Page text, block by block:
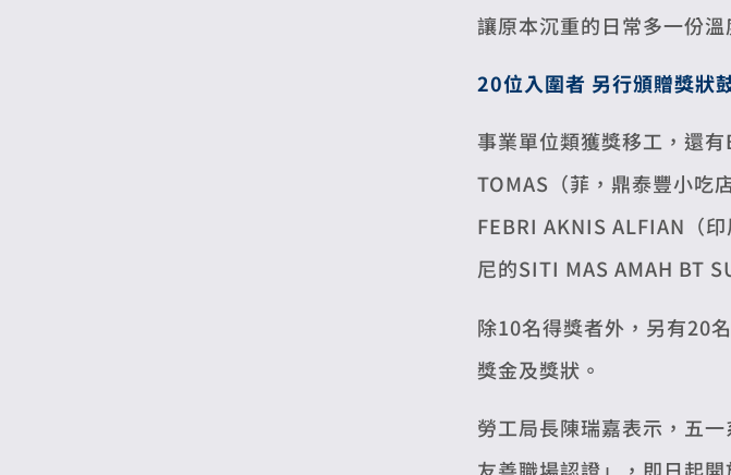
讓原本沉重的日常多一份溫
20位入圍者 另行頒贈獎狀
事業單位類獲獎移工，還
TOMAS（菲，鼎泰豐小吃
FEBRI AKNIS ALFIAN（
尼的SITI MAS AMAH BT
除10名得獎者外，另有20
獎金及獎狀。
勞工局長陳瑞嘉表示，五